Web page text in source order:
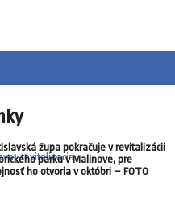
župa pokračuje v revitalizácii
parku v Malinove, pre
ho otvoria v októbri – FOTO